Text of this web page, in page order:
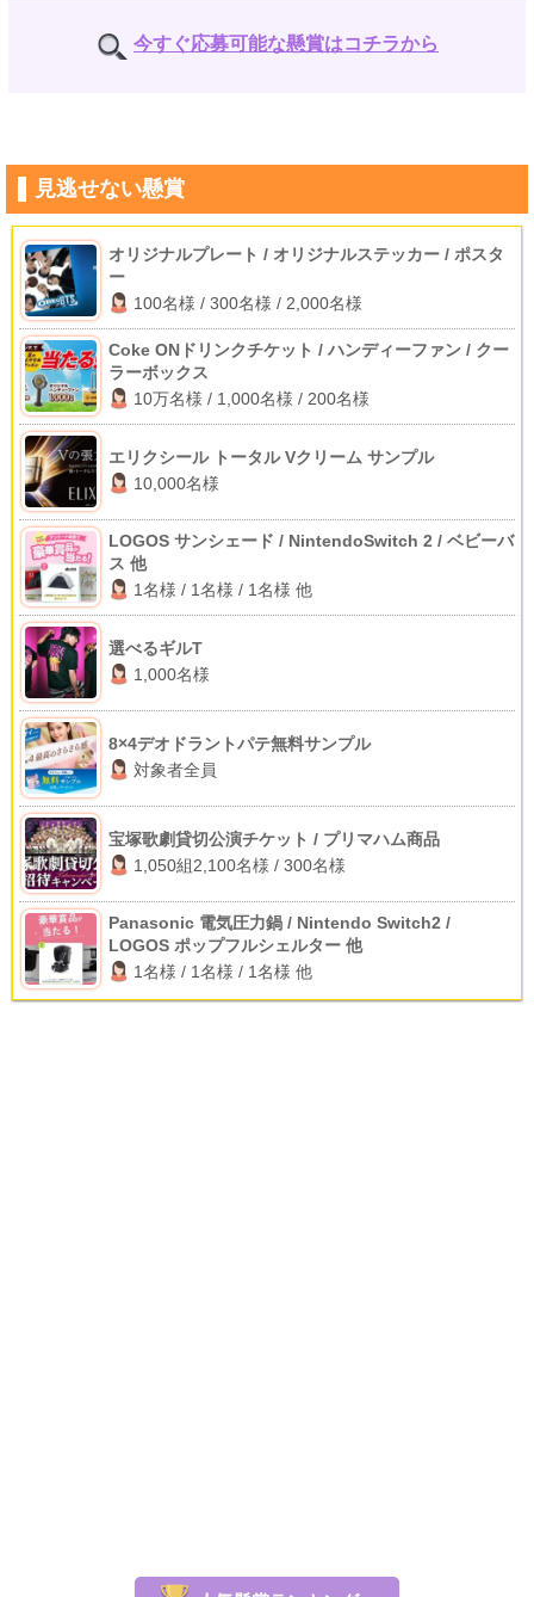
今すぐ応募可能な懸賞はコチラから
見逃せない懸賞
オリジナルプレート / オリジナルステッカー / ポスタ
ー
100名様 / 300名様 / 2,000名様
Coke ONドリンクチケット / ハンディーファン / クー
ラーボックス
10万名様 / 1,000名様 / 200名様
エリクシール トータル Vクリーム サンプル
10,000名様
LOGOS サンシェード / NintendoSwitch 2 / ベビーバ
ス 他
1名様 / 1名様 / 1名様 他
選べるギルT
1,000名様
8×4デオドラントパテ無料サンプル
対象者全員
宝塚歌劇貸切公演チケット / プリマハム商品
1,050組2,100名様 / 300名様
Panasonic 電気圧力鍋 / Nintendo Switch2 /
LOGOS ポップフルシェルター 他
1名様 / 1名様 / 1名様 他